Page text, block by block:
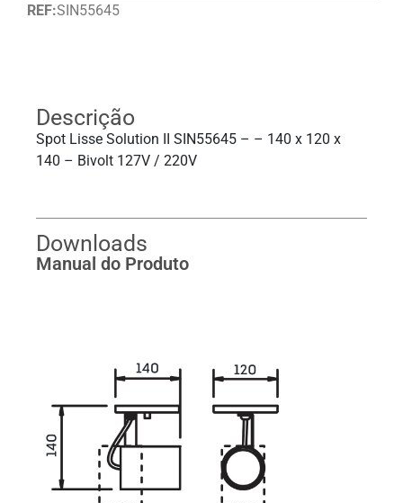
REF:SIN55645
Descrição
Spot Lisse Solution II SIN55645 – – 140 x 120 x
140 – Bivolt 127V / 220V
Downloads
Manual do Produto